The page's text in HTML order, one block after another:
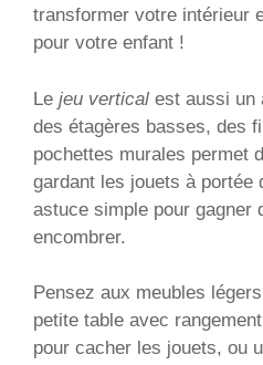
transformer votre intérieur
pour votre enfant !
Le jeu vertical est aussi un
des étagères basses, des
pochettes murales permet
gardant les jouets à portée
astuce simple pour gagner
encombrer.
Pensez aux meubles
petite table avec
pour cacher les jouets, ou